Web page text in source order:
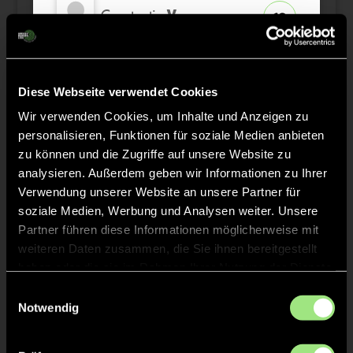
Diese Webseite verwendet Cookies
Wir verwenden Cookies, um Inhalte und Anzeigen zu
personalisieren, Funktionen für soziale Medien anbieten
zu können und die Zugriffe auf unsere Website zu
analysieren. Außerdem geben wir Informationen zu Ihrer
Verwendung unserer Website an unsere Partner für
soziale Medien, Werbung und Analysen weiter. Unsere
Partner führen diese Informationen möglicherweise mit
weiteren Daten zusammen, die Sie ihnen bereitgestellt
Notwendig
Constantin V. 16
Ben B.
ETW
26
Theo K. 18
Oskar T. 7